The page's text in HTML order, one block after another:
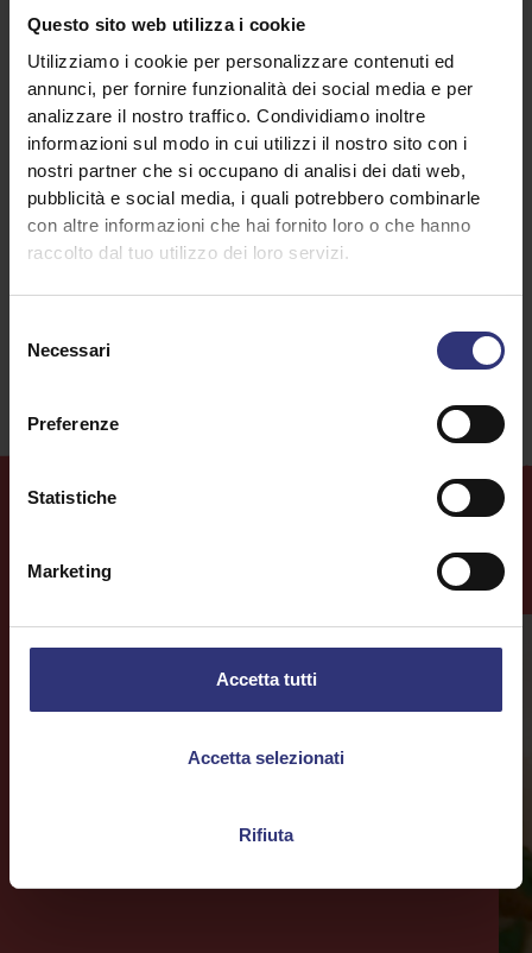
Questo sito web utilizza i cookie
Utilizziamo i cookie per personalizzare contenuti ed
annunci, per fornire funzionalità dei social media e per
analizzare il nostro traffico. Condividiamo inoltre
informazioni sul modo in cui utilizzi il nostro sito con i
nostri partner che si occupano di analisi dei dati web,
pubblicità e social media, i quali potrebbero combinarle
con altre informazioni che hai fornito loro o che hanno
raccolto dal tuo utilizzo dei loro servizi.
delNecessari
Preferenze
Statistiche
Marketing
Accetta tutti
Accetta selezionati
Rifiuta
Scopri ricette simili
Pollo Cena
Afro-caraibico 31-60 minuti